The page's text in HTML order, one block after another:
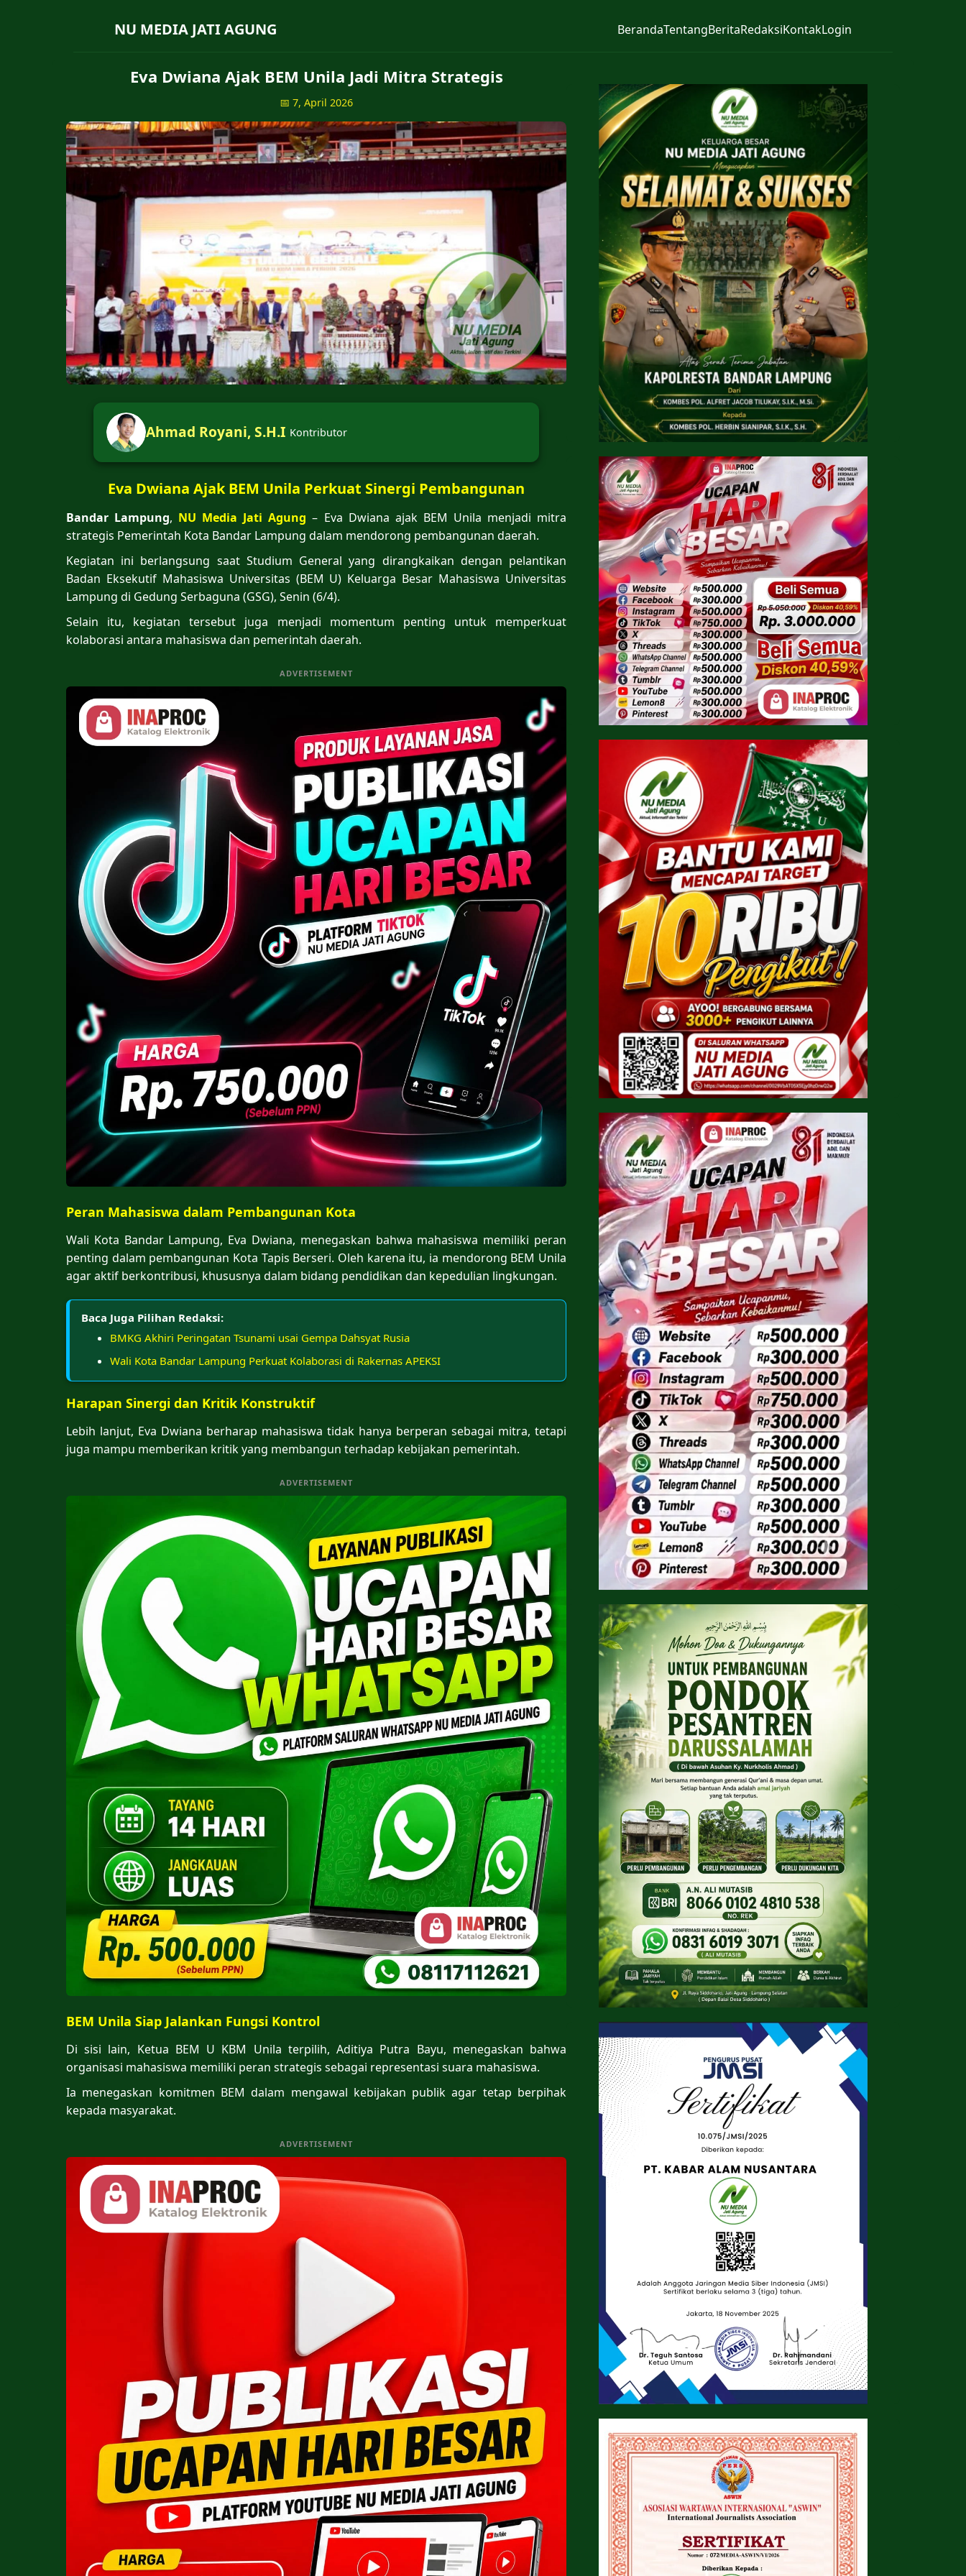
NU MEDIA JATI AGUNG BerandaTentangBeritaRedaksiKontakLogin
Eva Dwiana Ajak BEM Unila Jadi Mitra Strategis
📅 7, April 2026
Ahmad Royani, S.H.I Kontributor
Eva Dwiana Ajak BEM Unila Perkuat Sinergi Pembangunan
Bandar Lampung, NU Media Jati Agung – Eva Dwiana ajak BEM Unila menjadi mitra
strategis Pemerintah Kota Bandar Lampung dalam mendorong pembangunan daerah.
Kegiatan ini berlangsung saat Studium General yang dirangkaikan dengan pelantikan
Badan Eksekutif Mahasiswa Universitas (BEM U) Keluarga Besar Mahasiswa Universitas
Lampung di Gedung Serbaguna (GSG), Senin (6/4).
Selain itu, kegiatan tersebut juga menjadi momentum penting untuk memperkuat
kolaborasi antara mahasiswa dan pemerintah daerah.
ADVERTISEMENT
Peran Mahasiswa dalam Pembangunan Kota
Wali Kota Bandar Lampung, Eva Dwiana, menegaskan bahwa mahasiswa memiliki peran
penting dalam pembangunan Kota Tapis Berseri. Oleh karena itu, ia mendorong BEM Unila
agar aktif berkontribusi, khususnya dalam bidang pendidikan dan kepedulian lingkungan.
Baca Juga Pilihan Redaksi:
BMKG Akhiri Peringatan Tsunami usai Gempa Dahsyat Rusia
Wali Kota Bandar Lampung Perkuat Kolaborasi di Rakernas APEKSI
Harapan Sinergi dan Kritik Konstruktif
Lebih lanjut, Eva Dwiana berharap mahasiswa tidak hanya berperan sebagai mitra, tetapi
juga mampu memberikan kritik yang membangun terhadap kebijakan pemerintah.
ADVERTISEMENT
BEM Unila Siap Jalankan Fungsi Kontrol
Di sisi lain, Ketua BEM U KBM Unila terpilih, Aditiya Putra Bayu, menegaskan bahwa
organisasi mahasiswa memiliki peran strategis sebagai representasi suara mahasiswa.
Ia menegaskan komitmen BEM dalam mengawal kebijakan publik agar tetap berpihak
kepada masyarakat.
ADVERTISEMENT